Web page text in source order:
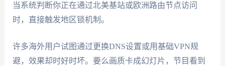
当系统判断你正在通过北美基站或欧洲路由节点访问
时，直接触发地区锁机制。
许多海外用户试图通过更换DNS设置或用基础VPN规
避，效果却时好时坏。要么画质卡成幻灯片，节目看到